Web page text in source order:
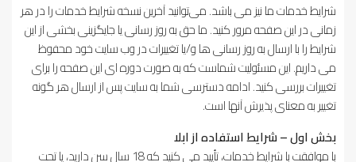
شرایط خدمات ما نیز می باشد. می‌توانید آخرین نسخه شرایط خدمات را در هر
زمانی در این صفحه مرور کنید. ما حق به روز رسانی یا جایگزینی بخشی از این
شرایط را با ارسال به روز رسانی ها و/یا تغییرات در وب سایت خود محفوظ
می داریم. این مسئولیت شماست که به صورت دوره ای این صفحه را برای
تغییرات بررسی کنید. ادامه دسترسی شما به سایت پس از ارسال هر گونه
تغییر به معنای پذیرش آنها است.
بخش اول – شرایط استفاده از ابلا
با موافقت با شرایط خدمات، تأیید می کنید که 18 سال سن دارید، یا تحت